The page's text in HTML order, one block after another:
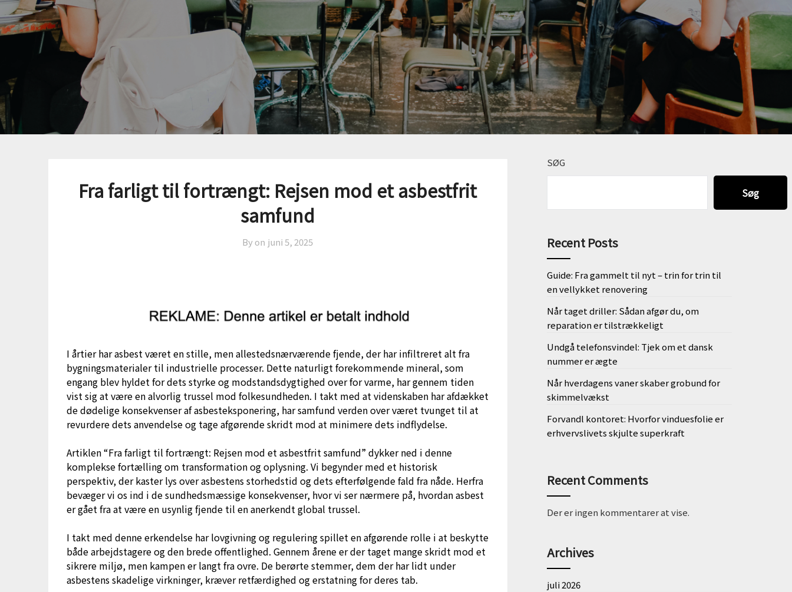
Fra farligt til fortrængt: Rejsen mod et asbestfrit
samfund
By on juni 5, 2025
I årtier har asbest været en stille, men allestedsnærværende fjende, der har infiltreret alt fra
bygningsmaterialer til industrielle processer. Dette naturligt forekommende mineral, som
engang blev hyldet for dets styrke og modstandsdygtighed over for varme, har gennem tiden
vist sig at være en alvorlig trussel mod folkesundheden. I takt med at videnskaben har afdækket
de dødelige konsekvenser af asbesteksponering, har samfund verden over været tvunget til at
revurdere dets anvendelse og tage afgørende skridt mod at minimere dets indflydelse.
Artiklen “Fra farligt til fortrængt: Rejsen mod et asbestfrit samfund” dykker ned i denne
komplekse fortælling om transformation og oplysning. Vi begynder med et historisk
perspektiv, der kaster lys over asbestens storhedstid og dets efterfølgende fald fra nåde. Herfra
bevæger vi os ind i de sundhedsmæssige konsekvenser, hvor vi ser nærmere på, hvordan asbest
er gået fra at være en usynlig fjende til en anerkendt global trussel.
I takt med denne erkendelse har lovgivning og regulering spillet en afgørende rolle i at beskytte
både arbejdstagere og den brede offentlighed. Gennem årene er der taget mange skridt mod et
sikrere miljø, men kampen er langt fra ovre. De berørte stemmer, dem der har lidt under
asbestens skadelige virkninger, kræver retfærdighed og erstatning for deres tab.
SØG
Søg
Recent Posts
Guide: Fra gammelt til nyt – trin for trin til
en vellykket renovering
Når taget driller: Sådan afgør du, om
reparation er tilstrækkeligt
Undgå telefonsvindel: Tjek om et dansk
nummer er ægte
Når hverdagens vaner skaber grobund for
skimmelvækst
Forvandl kontoret: Hvorfor vinduesfolie er
erhvervslivets skjulte superkraft
Recent Comments
Der er ingen kommentarer at vise.
Archives
juli 2026